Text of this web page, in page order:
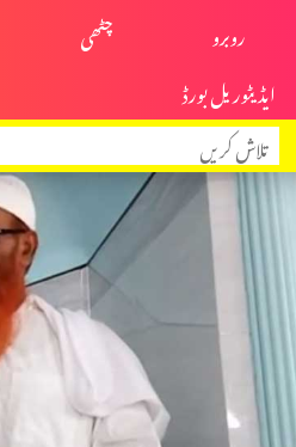
روبرو
چٹھی
ایڈیٹوریل بورڈ